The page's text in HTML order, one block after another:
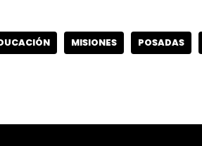
MISIONES POSADAS